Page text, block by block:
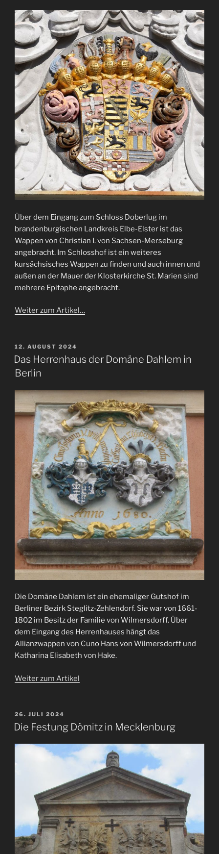
Über dem Eingang zum Schloss Doberlug im
brandenburgischen Landkreis Elbe-Elster ist das
Wappen von Christian I. von Sachsen-Merseburg
angebracht. Im Schlosshof ist ein weiteres
kursächsisches Wappen zu finden und auch innen und
außen an der Mauer der Klosterkirche St. Marien sind
mehrere Epitaphe angebracht.
Weiter zum Artikel…
VERÖFFENTLICHT
AM
12. AUGUST 2024
Das Herrenhaus der Domäne Dahlem in
Berlin
Die Domäne Dahlem ist ein ehemaliger Gutshof im
Berliner Bezirk Steglitz-Zehlendorf. Sie war von 1661-
1802 im Besitz der Familie von Wilmersdorff. Über
dem Eingang des Herrenhauses hängt das
Allianzwappen von Cuno Hans von Wilmersdorff und
Katharina Elisabeth von Hake.
Weiter zum Artikel
VERÖFFENTLICHT
AM
26. JULI 2024
Die Festung Dömitz in Mecklenburg